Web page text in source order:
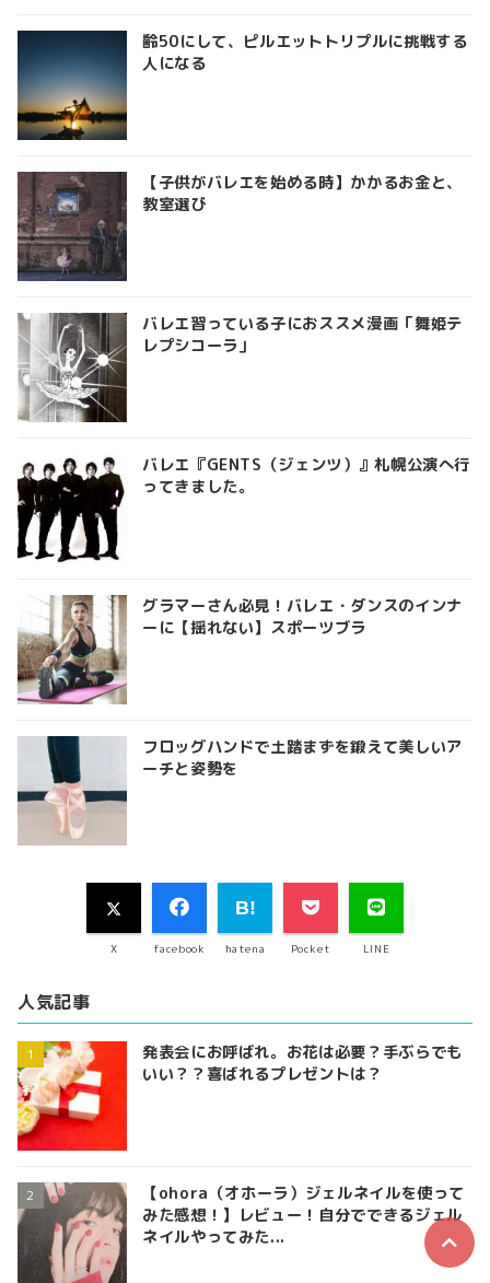
齢50にして、ピルエットトリプルに挑戦する
人になる
【子供がバレエを始める時】かかるお金と、
教室選び
バレエ習っている子におススメ漫画「舞姫テ
レプシコーラ」
バレエ『GENTS（ジェンツ）』札幌公演へ行
ってきました。
グラマーさん必見！バレエ・ダンスのインナ
ーに【揺れない】スポーツブラ
フロッグハンドで土踏まずを鍛えて美しいア
ーチと姿勢を
X facebook hatena Pocket LINE
人気記事
発表会にお呼ばれ。お花は必要？手ぶらでも
いい？？喜ばれるプレゼントは？
【ohora（オホーラ）ジェルネイルを使って
みた感想！】レビュー！自分でできるジェル
ネイルやってみた...